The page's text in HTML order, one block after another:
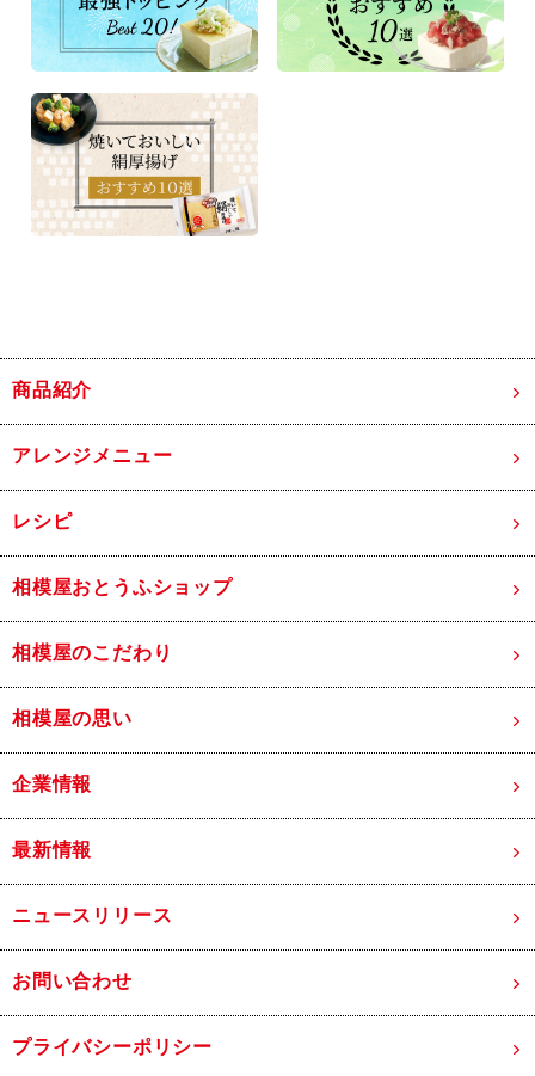
商品紹介
アレンジメニュー
レシピ
相模屋おとうふショップ
相模屋のこだわり
相模屋の思い
企業情報
最新情報
ニュースリリース
お問い合わせ
プライバシーポリシー